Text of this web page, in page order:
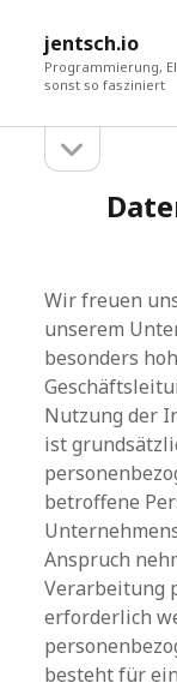
jentsch.io
Programmierung,
sonst so fasziniert
Sidebaröffnen
Wir freuen
unserem
besonders
Nutzung der
ist
betroffene
Anspruch
Verarbeitung
erforderlich
besteht für